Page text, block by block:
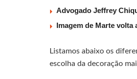
Advogado Jeffrey
Imagem de Marte
Listamos abaixo os
escolha da decoração